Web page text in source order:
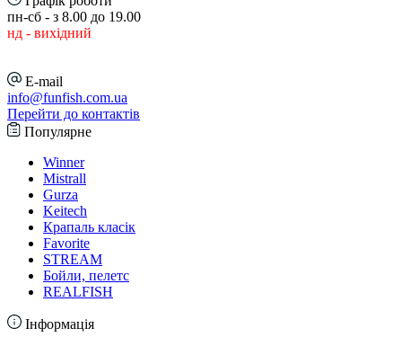
пн-сб - з 8.00 до 19.00
нд - вихідний
E-mail
info@funfish.com.ua
Перейти до контактів
Популярне
Winner
Mistrall
Gurza
Keitech
Крапаль класік
Favorite
STREAM
Бойли, пелетс
REALFISH
Інформація